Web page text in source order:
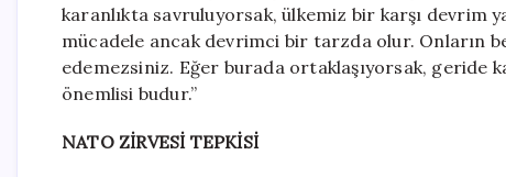
karanlıkta savruluyorsak, ülkemiz bir karşı devrim
mücadele ancak devrimci bir tarzda olur. Onların
edemezsiniz. Eğer burada ortaklaşıyorsak, geride
önemlisi budur.”
NATO ZİRVESİ TEPKİSİ